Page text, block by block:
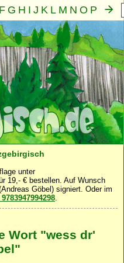
F G H I J K L M N O P
·Gemeinschaft·
unter
19,- € bestellen. Auf Wunsch
Göbel) signiert. Oder im
9783947994298.
Wort "wess dr'